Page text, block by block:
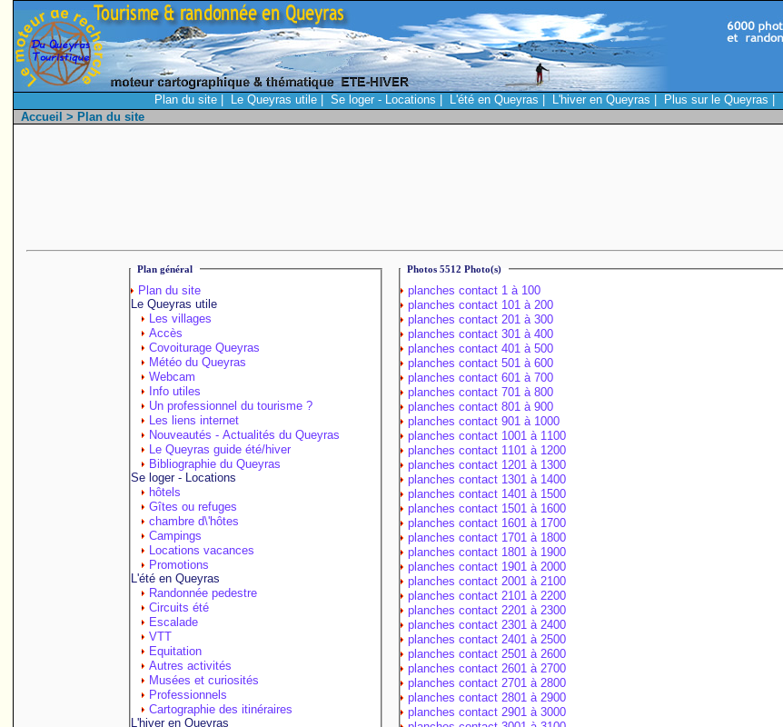
Plan du site| Le Queyras utile| Se loger - Locations L'été en Queyras L'hiver en Queyras Plus sur le Queyras
Accueil > Plan du site
Plan général
Plan du site
Le Queyras utile
Les villages
Accès
Covoiturage Queyras
Météo du Queyras
Webcam
Info utiles
Un professionnel du tourisme ?
Les liens internet
Nouveautés - Actualités du Queyras
Le Queyras guide été/hiver
Bibliographie du Queyras
Se loger - Locations
hôtels
Gîtes ou refuges
chambre d\'hôtes
Campings
Locations vacances
Promotions
L'été en Queyras
Randonnée pedestre
Circuits été
Escalade
VTT
Equitation
Autres activités
Musées et curiosités
Professionnels
Cartographie des itinéraires
L'hiver en Queyras
Photos 5512 Photo(s)
planches contact 1 à 100
planches contact 101 à 200
planches contact 201 à 300
planches contact 301 à 400
planches contact 401 à 500
planches contact 501 à 600
planches contact 601 à 700
planches contact 701 à 800
planches contact 801 à 900
planches contact 901 à 1000
planches contact 1001 à 1100
planches contact 1101 à 1200
planches contact 1201 à 1300
planches contact 1301 à 1400
planches contact 1401 à 1500
planches contact 1501 à 1600
planches contact 1601 à 1700
planches contact 1701 à 1800
planches contact 1801 à 1900
planches contact 1901 à 2000
planches contact 2001 à 2100
planches contact 2101 à 2200
planches contact 2201 à 2300
planches contact 2301 à 2400
planches contact 2401 à 2500
planches contact 2501 à 2600
planches contact 2601 à 2700
planches contact 2701 à 2800
planches contact 2801 à 2900
planches contact 2901 à 3000